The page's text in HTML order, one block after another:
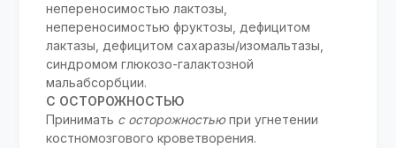
непереносимостью лактозы,
непереносимостью фруктозы, дефицитом
лактазы, дефицитом сахаразы/изомальтазы,
синдромом глюкозо-галактозной
мальабсорбции.
С ОСТОРОЖНОСТЬЮ
Принимать с осторожностьюпри угнетении
костномозгового кроветворения.